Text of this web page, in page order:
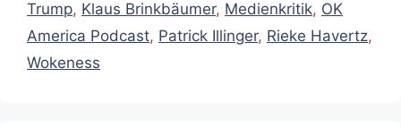
Trump, Klaus Brinkbäumer, Medienkritik, OK
America Podcast, Patrick Illinger, Rieke Havertz,
Wokeness